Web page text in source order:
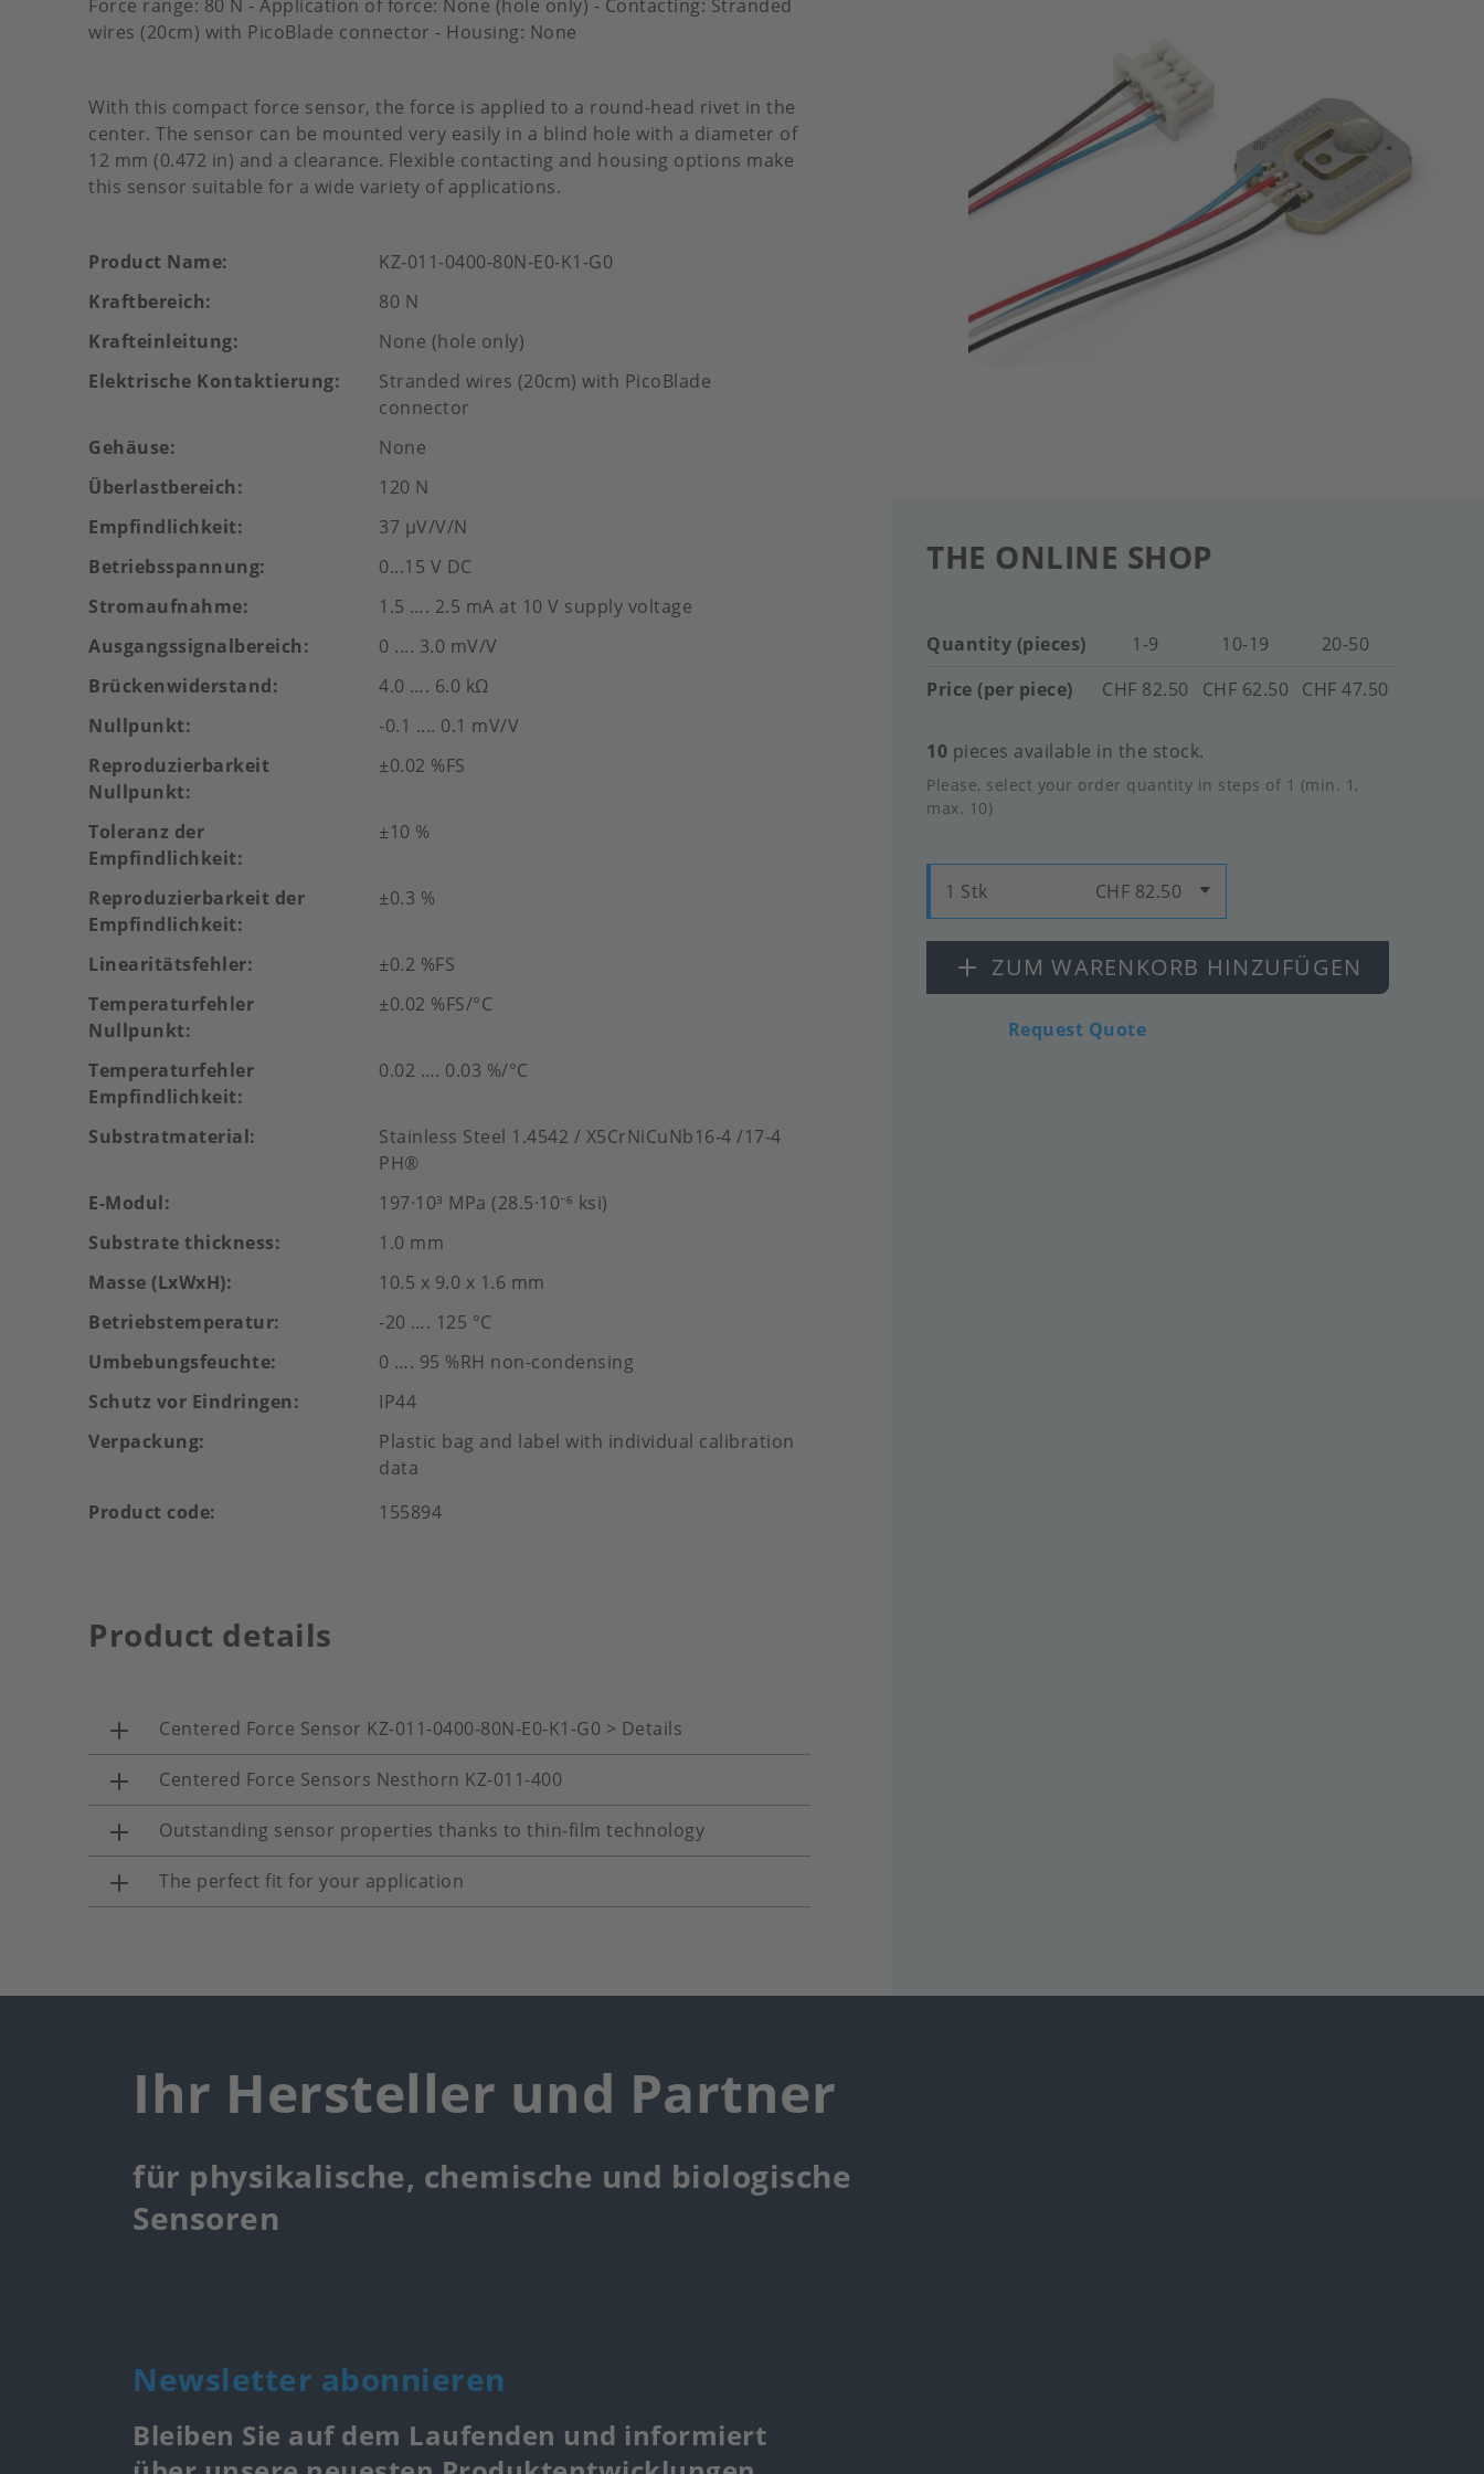
Force range: 80 N - Application of force: None (hole only) - Contacting: Stranded
wires (20cm) with PicoBlade connector - Housing: None
With this compact force sensor, the force is applied to a round-head rivet in the
center. The sensor can be mounted very easily in a blind hole with a diameter of
12 mm (0.472 in) and a clearance. Flexible contacting and housing options make
this sensor suitable for a wide variety of applications.
Product Name
KZ-011-0400-80N-E0-K1-G0
Kraftbereich
80 N
Krafteinleitung
None (hole only)
Elektrische Kontaktierung
Stranded wires (20cm) with PicoBlade
connector
Gehäuse
None
Überlastbereich
120 N
Empfindlichkeit
37 µV/V/N
Betriebsspannung
0...15 V DC
Stromaufnahme
1.5 …. 2.5 mA at 10 V supply voltage
Ausgangssignalbereich
0 .... 3.0 mV/V
Brückenwiderstand
4.0 …. 6.0 kΩ
Nullpunkt
-0.1 .... 0.1 mV/V
Reproduzierbarkeit
Nullpunkt
±0.02 %FS
Toleranz der
Empfindlichkeit
±10 %
Reproduzierbarkeit der
Empfindlichkeit
±0.3 %
Linearitätsfehler
±0.2 %FS
Temperaturfehler
Nullpunkt
±0.02 %FS/°C
Temperaturfehler
Empfindlichkeit
0.02 …. 0.03 %/°C
Substratmaterial
Stainless Steel 1.4542 / X5CrNiCuNb16-4 /17-4
PH®
E-Modul
197·10³ MPa (28.5·10⁻⁶ ksi)
Substrate thickness
1.0 mm
Masse (LxWxH)
10.5 x 9.0 x 1.6 mm
Betriebstemperatur
-20 …. 125 °C
Umbebungsfeuchte
0 …. 95 %RH non-condensing
Schutz vor Eindringen
IP44
Verpackung
Plastic bag and label with individual calibration
data
Product code
155894
Product details
Centered Force Sensor KZ-011-0400-80N-E0-K1-G0 > Details
Centered Force Sensors Nesthorn KZ-011-400
Outstanding sensor properties thanks to thin-film technology
The perfect fit for your application
THE ONLINE SHOP
Quantity (pieces)
Price (per piece)
1-9
CHF 82.50
10-19
CHF 62.50
20-50
CHF 47.50
10 pieces available in the stock.
Please, select your order quantity in steps of 1 (min. 1,
max. 10)
1 Stk CHF 82.50
ZUM WARENKORB HINZUFÜGEN
Request Quote
Ihr Hersteller und Partner
für physikalische, chemische und biologische
Sensoren
Newsletter abonnieren
Bleiben Sie auf dem Laufenden und informiert